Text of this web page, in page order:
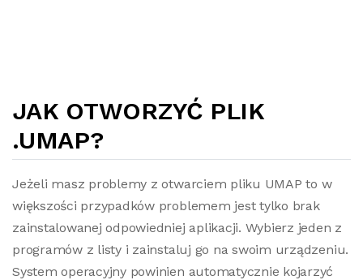
JAK OTWORZYĆ PLIK
.UMAP?
Jeżeli masz problemy z otwarciem pliku UMAP to w
większości przypadków problemem jest tylko brak
zainstalowanej odpowiedniej aplikacji. Wybierz jeden z
programów z listy i zainstaluj go na swoim urządzeniu.
System operacyjny powinien automatycznie kojarzyć